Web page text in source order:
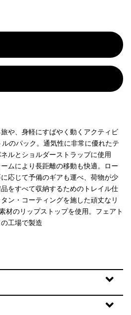
や、身軽にすばやく動くアクティビ
のパック。通気性に非常に優れたテ
ルとショルダーストラップに使用
ムにより長距離の移動も快適。ロー
応じて予備のギアも運べ、荷物が少
をすべて収納するためのトレイル仕
ン・コーティングを施した頑丈なリ
材のリップストップを使用。フェアト
工場で製造